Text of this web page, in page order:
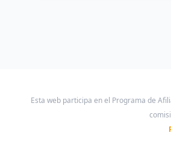
Esta web participa en el Programa de